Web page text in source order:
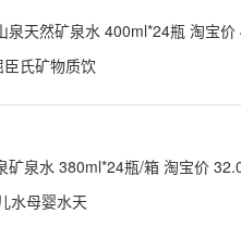
天然矿泉水 400ml*24瓶 淘宝
氏矿物质饮
泉水 380ml*24瓶/箱 淘宝价
水母婴水天